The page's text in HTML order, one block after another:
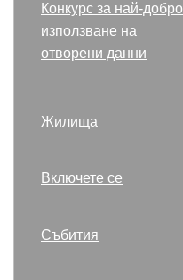
Конкурс за най-добро
използване на
отворени данни
Жилища
Включете се
Събития